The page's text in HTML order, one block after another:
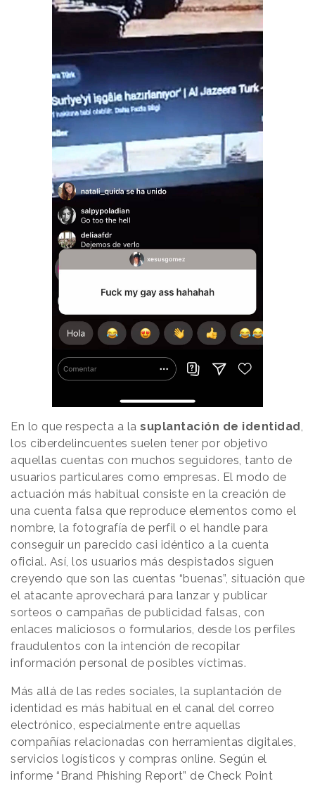
En lo que respecta a la suplantación de identidad,
los ciberdelincuentes suelen tener por objetivo
aquellas cuentas con muchos seguidores, tanto de
usuarios particulares como empresas. El modo de
actuación más habitual consiste en la creación de
una cuenta falsa que reproduce elementos como el
nombre, la fotografía de perfil o el handle para
conseguir un parecido casi idéntico a la cuenta
oficial. Así, los usuarios más despistados siguen
creyendo que son las cuentas “buenas”, situación que
el atacante aprovechará para lanzar y publicar
sorteos o campañas de publicidad falsas, con
enlaces maliciosos o formularios, desde los perfiles
fraudulentos con la intención de recopilar
información personal de posibles víctimas.
Más allá de las redes sociales, la suplantación de
identidad es más habitual en el canal del correo
electrónico, especialmente entre aquellas
compañías relacionadas con herramientas digitales,
servicios logísticos y compras online. Según el
informe “Brand Phishing Report” de Check Point